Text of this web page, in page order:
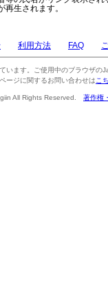
生されます。
利用方法 FAQ
います。ご使用中のブラウザの
ージに関するお問い合わせは こ
All Rights Reserved. 著作権